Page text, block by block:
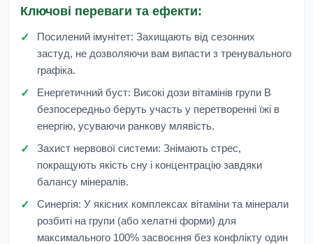
Ключові переваги та ефекти:
Посилений імунітет: Захищають від сезонних
застуд, не дозволяючи вам випасти з тренувального
графіка.
Енергетичний буст: Високі дози вітамінів групи B
безпосередньо беруть участь у перетворенні їжі в
енергію, усуваючи ранкову млявість.
Захист нервової системи: Знімають стрес,
покращують якість сну і концентрацію завдяки
балансу мінералів.
Синергія: У якісних комплексах вітаміни та мінерали
розбиті на групи (або хелатні форми) для
максимального 100% засвоєння без конфлікту один